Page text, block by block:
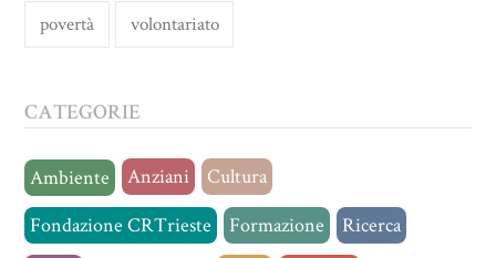
povertà volontariato
CATEGORIE
Ambiente Anziani
Cultura
Fondazione CRTrieste
Formazione
Ricerca